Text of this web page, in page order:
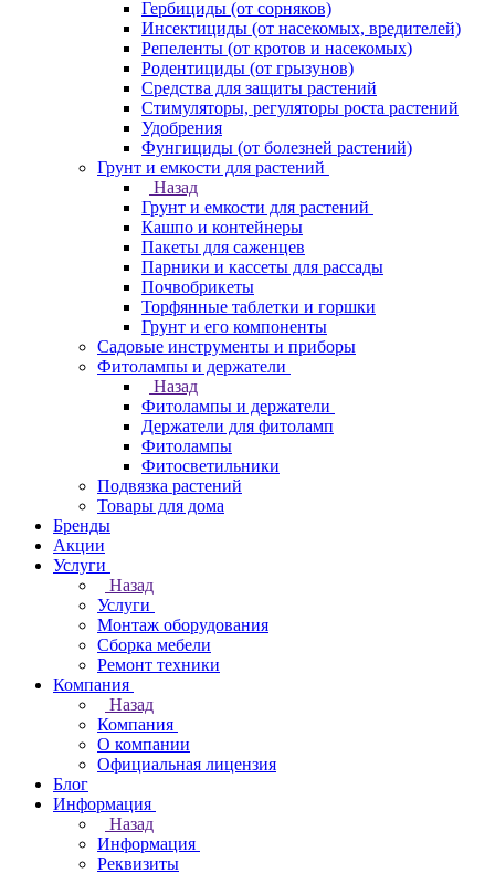
Гербициды (от сорняков)
Инсектициды (от насекомых, вредителей)
Репеленты (от кротов и насекомых)
Родентициды (от грызунов)
Средства для защиты растений
Стимуляторы, регуляторы роста растений
Удобрения
Фунгициды (от болезней растений)
Грунт и емкости для растений
Назад
Грунт и емкости для растений
Кашпо и контейнеры
Пакеты для саженцев
Парники и кассеты для рассады
Почвобрикеты
Торфянные таблетки и горшки
Грунт и его компоненты
Садовые инструменты и приборы
Фитолампы и держатели
Назад
Фитолампы и держатели
Держатели для фитоламп
Фитолампы
Фитосветильники
Подвязка растений
Товары для дома
Бренды
Акции
Услуги
Назад
Услуги
Монтаж оборудования
Сборка мебели
Ремонт техники
Компания
Назад
Компания
О компании
Официальная лицензия
Блог
Информация
Назад
Информация
Реквизиты